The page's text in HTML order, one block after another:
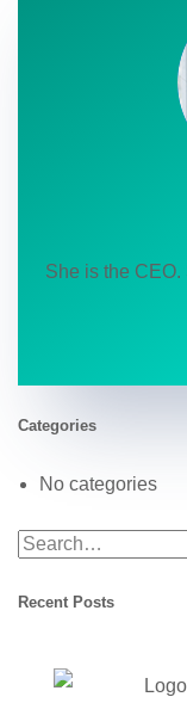
She is the
Categories
No categories
Recent Posts